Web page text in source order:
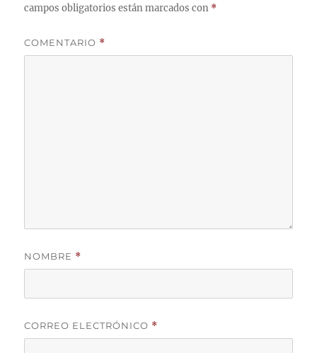
campos obligatorios están marcados con *
COMENTARIO *
NOMBRE *
CORREO ELECTRÓNICO *